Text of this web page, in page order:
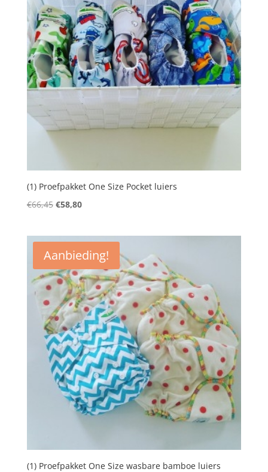
(1) Proefpakket One Size Pocket luiers
€66,45 Oorspronkelijke
€66,45.
€58,80Huidige
€58,80.
Aanbieding!
(1) Proefpakket One Size wasbare bamboe luiers